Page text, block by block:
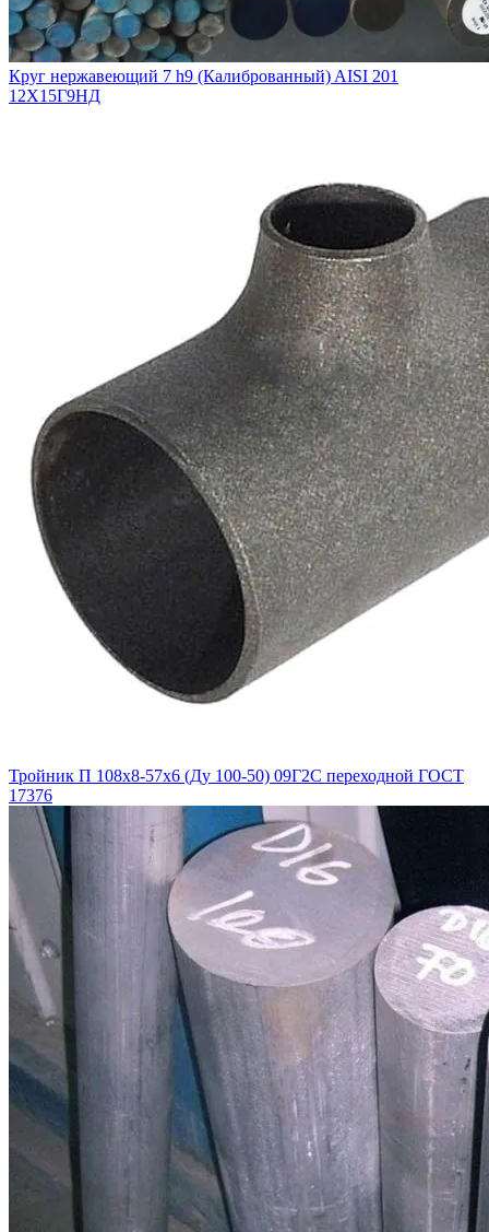
Круг нержавеющий 7 h9 (Калиброванный) AISI 201
12Х15Г9НД
Тройник П 108х8-57х6 (Ду 100-50) 09Г2С переходной ГОСТ
17376